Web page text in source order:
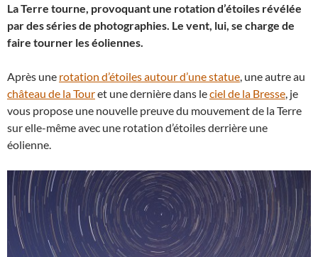
La Terre tourne, provoquant une rotation d’étoiles révélée
par des séries de photographies. Le vent, lui, se charge de
faire tourner les éoliennes.
Après une rotation d’étoiles autour d’une statue, une autre au
château de la Touret une dernière dans leciel de la Bresse, je
vous propose une nouvelle preuve du mouvement de la Terre
sur elle-même avec une rotation d’étoiles derrière une
éolienne.